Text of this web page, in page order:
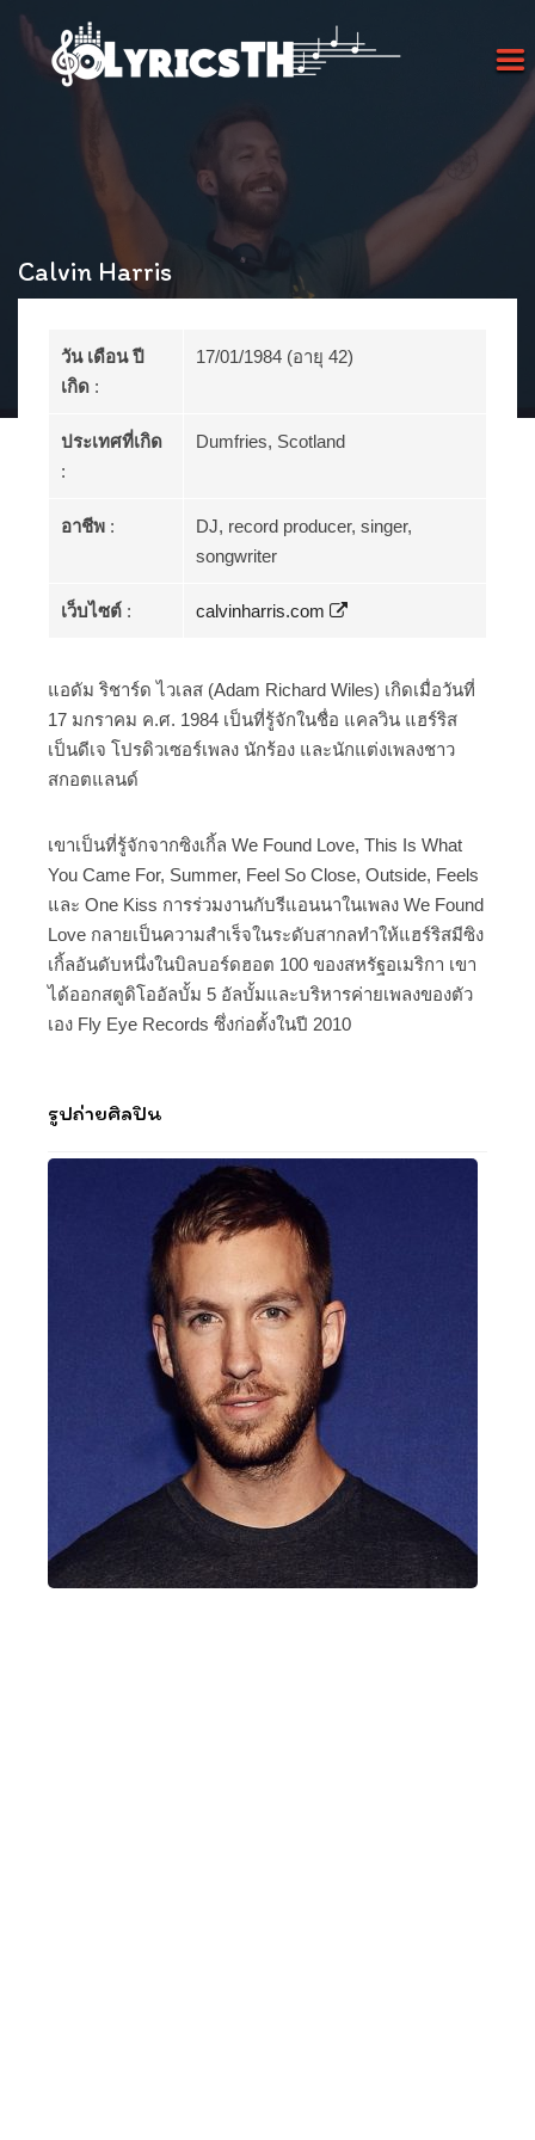
Calvin Harris
วัน เดือน ปี
เกิด :
17/01/1984 (อายุ 42)
ประเทศที่เกิด
:
Dumfries, Scotland
อาชีพ :
DJ, record producer, singer,
songwriter
เว็บไซต์ : calvinharris.com
แอดัม ริชาร์ด ไวเลส (Adam Richard Wiles) เกิดเมื่อวันที่
17 มกราคม ค.ศ. 1984 เป็นที่รู้จักในชื่อ แคลวิน แฮร์ริส
เป็นดีเจ โปรดิวเซอร์เพลง นักร้อง และนักแต่งเพลงชาว
สกอตแลนด์
เขาเป็นที่รู้จักจากซิงเกิ้ล We Found Love, This Is What
You Came For, Summer, Feel So Close, Outside, Feels
และ One Kiss การร่วมงานกับรีแอนนาในเพลง We Found
Love กลายเป็นความสำเร็จในระดับสากลทำให้แฮร์ริสมีซิง
เกิ้ลอันดับหนึ่งในบิลบอร์ดฮอต 100 ของสหรัฐอเมริกา เขา
ได้ออกสตูดิโออัลบั้ม 5 อัลบั้มและบริหารค่ายเพลงของตัว
เอง Fly Eye Records ซึ่งก่อตั้งในปี 2010
รูปถ่ายศิลปิน